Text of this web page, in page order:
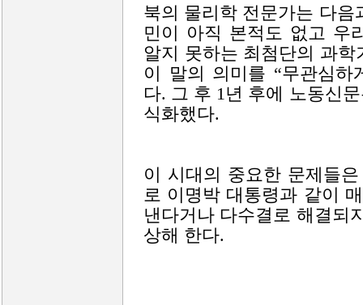
북의 물리학 전문가는 다음
민이 아직 본적도 없고 우
알지 못하는 최첨단의 과
이 말의 의미를 “무관심
다. 그 후 1년 후에 노동신
식화했다.
이 시대의 중요한 문제들
로 이명박 대통령과 같이
낸다거나 다수결로 해결되
상해 한다.